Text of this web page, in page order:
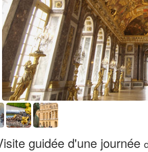
guidée d'une journée